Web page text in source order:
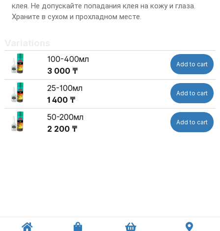
клея. Не допускайте попадания клея на кожу и глаза.
Храните в сухом и прохладном месте.
100-400мл
3 000 ₸
Add to cart
25-100мл
1 400 ₸
Add to cart
50-200мл
2 200 ₸
Add to cart